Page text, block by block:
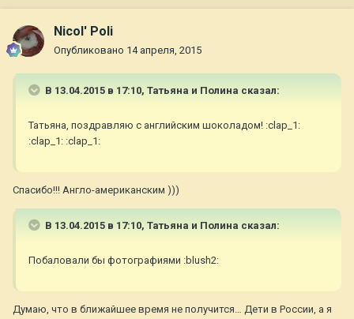
Nicol' Poli
Опубликовано 14 апреля, 2015
В 13.04.2015 в 17:10, Татьяна и Полина сказал:
Татьяна, поздравляю с английским шоколадом! :clap_1:
:clap_1: :clap_1:
Спасибо!!! Англо-американским )))
В 13.04.2015 в 17:10, Татьяна и Полина сказал:
Побаловали бы фотографиями :blush2:
Думаю, что в ближайшее время не получится… Дети в России, а я